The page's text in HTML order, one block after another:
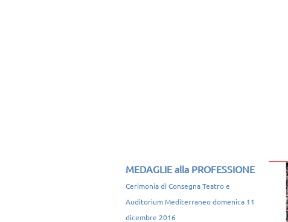
MEDAGLIE alla PROFESSIONE
Cerimonia di Consegna Teatro e
Auditorium Mediterraneo domenica 11
dicembre 2016